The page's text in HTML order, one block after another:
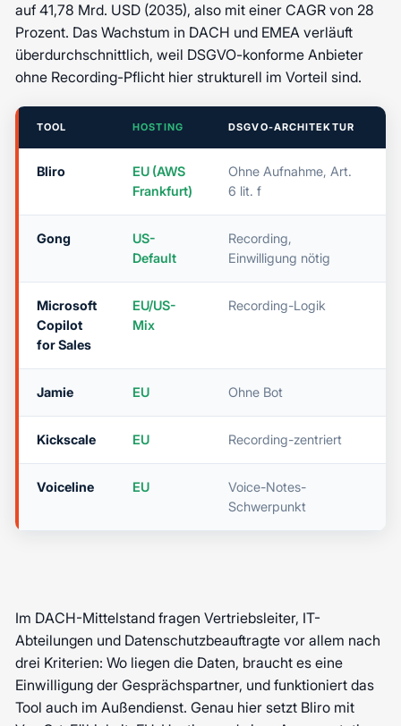
auf 41,78 Mrd. USD (2035), also mit einer CAGR von 28
Prozent. Das Wachstum in DACH und EMEA verläuft
überdurchschnittlich, weil DSGVO-konforme Anbieter
ohne Recording-Pflicht hier strukturell im Vorteil sind.
TOOL HOSTING DSGVO-ARCHITEKTUR
Bliro
EU (AWS
Frankfurt)
Ohne Aufnahme, Art.
6 lit. f
Gong
US-
Default
Recording,
Einwilligung nötig
Microsoft
Copilot
for Sales
EU/US-
Mix
Recording-Logik
Jamie EU Ohne Bot
Kickscale EU Recording-zentriert
Voiceline EU
Voice-Notes-
Schwerpunkt
Im DACH-Mittelstand fragen Vertriebsleiter, IT-
Abteilungen und Datenschutzbeauftragte vor allem nach
drei Kriterien: Wo liegen die Daten, braucht es eine
Einwilligung der Gesprächspartner, und funktioniert das
Tool auch im Außendienst. Genau hier setzt Bliro mit